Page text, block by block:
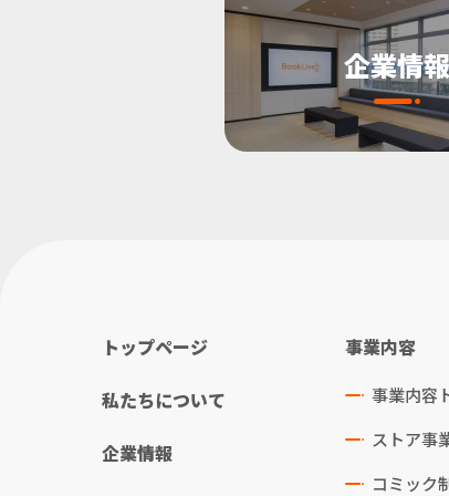
企業情報
トップページ
私たちについて
企業情報
事業内容
事業内容
ストア事
コミック